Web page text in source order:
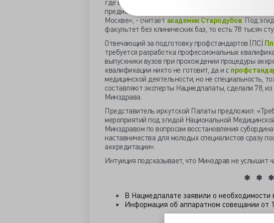
где в последние годы были открыты медицинские
предметов: физиология, анатомия, гистология,
Москве», - считаетакадемик Стародубов. Под
факультет без клинических баз, то есть 78 тысяч
Отвечающий за подготовку профстандартов (ПС)
требуется разработка профессиональных
выпускники вузов при прохождении процедуры
квалификации никто не готовит, да и с
медицинской деятельности, но не специальность,
составляют эксперты Нацмедпалаты, сделали 78,
Минздрава.
Представитель иркутской Палаты предложил:
мероприятий под эгидой Национальной
Минздравом по вопросам восстановления
наставничества для молодых специалистов сразу
аккредитации».
Интуиция подсказывает, что Минздрав не услышит
В Нацмедпалате заявили о необходимости
Информация об аппаратном совещании от